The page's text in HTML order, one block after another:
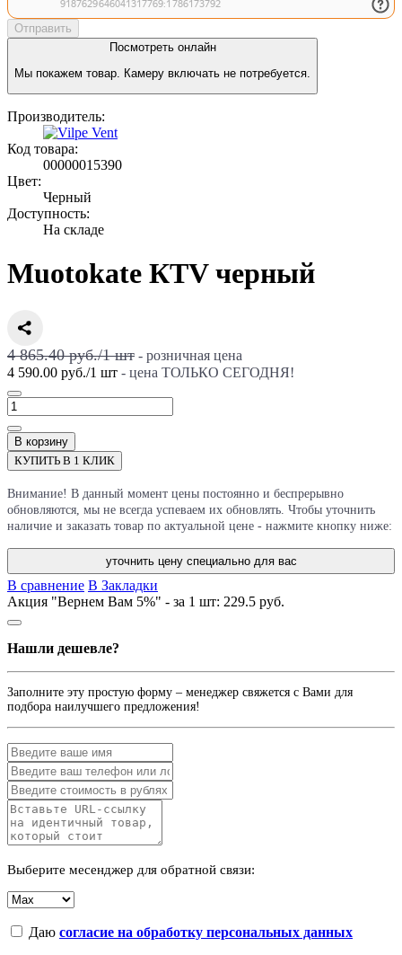
Отправить
Посмотреть онлайн
Мы покажем товар. Камеру включать не потребуется.
Производитель:
Код товара:
00000015390
Цвет:
Черный
Доступность:
На складе
Muotokate КTV черный
4 865.40 руб./1шт - розничная цена
4 590.00 руб./1 шт - цена ТОЛЬКО СЕГОДНЯ!
В корзину
КУПИТЬ В 1 КЛИК
Внимание! В данный момент цены постоянно и беспрерывно
обновляются, мы не всегда успеваем их обновлять. Чтобы уточнить
наличие и заказать товар по актуальной цене - нажмите кнопку ниже:
уточнить цену специально для вас
В сравнение В Закладки
Акция "Вернем Вам 5%" - за 1 шт: 229.5 руб.
Нашли дешевле?
Заполните эту простую форму – менеджер свяжется с Вами для
подбора наилучшего предложения!
Выберите месенджер для обратной связи:
Даю согласие на обработку персональных данных